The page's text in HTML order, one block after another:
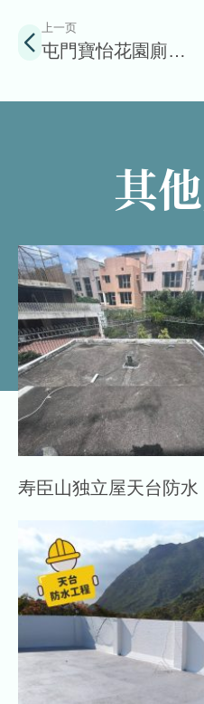
上一页
屯門寶怡花園廁所
其
寿臣山独立屋天台防水